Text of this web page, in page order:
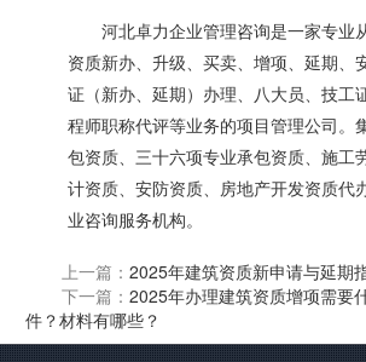
河北卓力企业管理咨询是一家专业
资质新办、升级、买卖、增项、延期、
证（新办、延期）办理、八大员、技工
程师职称代评等业务的项目管理公司。
包资质、三十六项专业承包资质、施工
计资质、安防资质、房地产开发资质代
业咨询服务机构。
上一篇：2025年建筑资质新申请与延期
下一篇：2025年办理建筑资质增项需要
件？材料有哪些？